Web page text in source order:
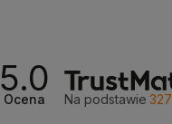
5.0
Ocena Na podstawie 327